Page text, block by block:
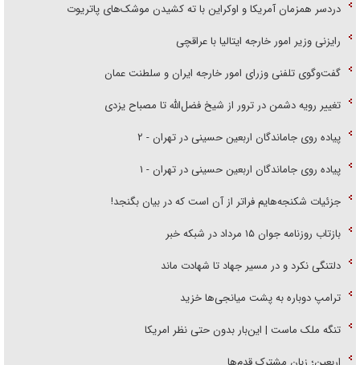
دردسر همزمان آمریکا و اوکراین با ته کشیدن موشک‌های پاتریوت
رایزنی وزیر امور خارجه ایتالیا با عراقچی
گفت‌وگوی تلفنی وزرای امور خارجه ایران و سلطنت عمان
تغییر رویه دشمن در ترور از شیخ فضل‌الله تا مصباح یزدی
پیاده روی جاماندگان اربعین حسینی در تهران - ۲
پیاده روی جاماندگان اربعین حسینی در تهران - ۱
جزئیات شکنجه‌هایم فراتر از آن است که در بیان بگنجد!
بازتاب روزنامه جوان ۱۵ مرداد در شبکه خبر
دلتنگی نکرد و در مسیر جهاد تا شهادت ماند
ترامپ دوباره به پشت میانجی‌ها خزید
تنگه ملک ماست | این‌بار بدون حتی نظر امریکا